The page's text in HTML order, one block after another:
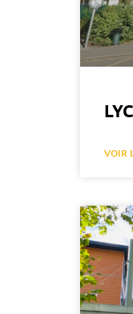
VOIR